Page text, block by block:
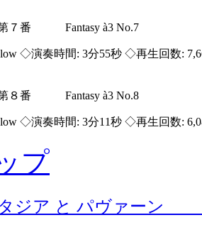
第７番 Fantasy à3 No.7
◇演奏時間: 3分55秒 ◇再生回数:
第８番 Fantasy à3 No.8
◇演奏時間: 3分11秒 ◇再生回数:
プ
タジア と パヴァーン